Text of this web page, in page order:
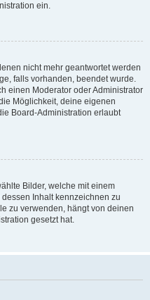
ein.
nicht mehr geantwortet werden
falls vorhanden, beendet wurde.
einen Moderator oder Administrator
Möglichkeit, deine eigenen
Board-Administration erlaubt
Bilder, welche mit einem
Inhalt kennzeichnen zu
zu verwenden, hängt von deinen
gesetzt hat.